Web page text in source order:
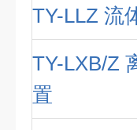
TY-LLZ 流
TY-LXB/Z
置